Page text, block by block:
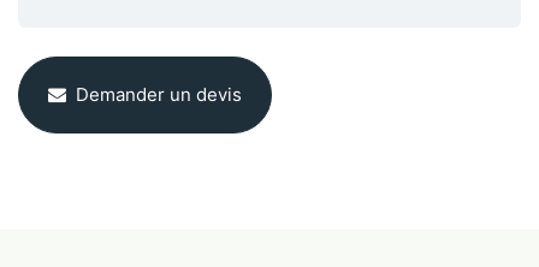
Demander un devis